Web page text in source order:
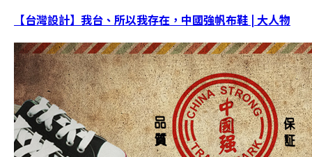
【台灣設計】我台、所以我存在，中國強帆布鞋 | 大人物